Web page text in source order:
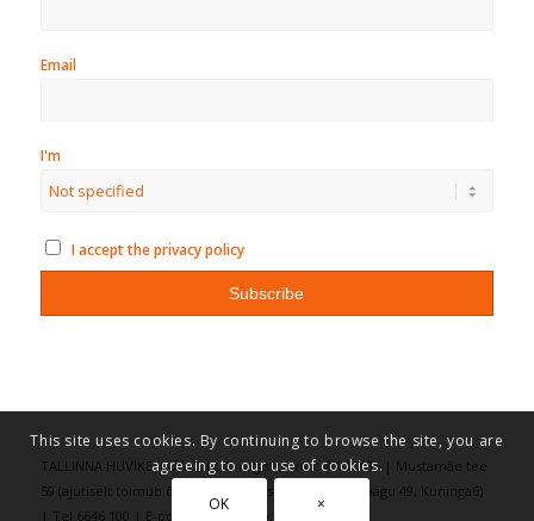
Email
I'm
I accept the privacy policy
TALLINNA HUVIKESKUS KULLO, registrikood: 75016486 | Mustamäe tee
59 (ajutiselt toimub õppetöö aadressitel: Vilde 69, Räägu 49, Kuninga6)
| Tel 6646 100 | E-post kullo(ät)kullo.ee
This site uses cookies. By continuing to browse the site, you are
agreeing to our use of cookies.
OK
×